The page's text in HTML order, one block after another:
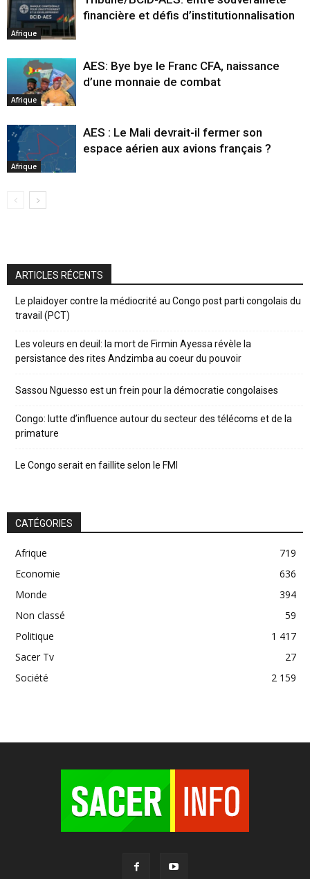
Afrique
financière et défis d’institutionnalisation
Afrique
AES: Bye bye le Franc CFA, naissance
d’une monnaie de combat
Afrique
AES : Le Mali devrait-il fermer son
espace aérien aux avions français ?
ARTICLES RÉCENTS
Le plaidoyer contre la médiocrité au Congo post parti congolais du
travail (PCT)
Les voleurs en deuil: la mort de Firmin Ayessa révèle la
persistance des rites Andzimba au coeur du pouvoir
Sassou Nguesso est un frein pour la démocratie congolaises
Congo: lutte d’influence autour du secteur des télécoms et de la
primature
Le Congo serait en faillite selon le FMI
CATÉGORIES
Afrique
719
Economie
636
Monde
394
Non classé
59
Politique
1 417
Sacer Tv
27
Société
2 159